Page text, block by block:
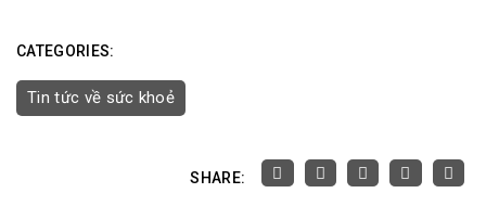
CATEGORIES:
Tin tức về sức khoẻ
SHARE: